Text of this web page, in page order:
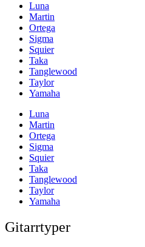
Luna
Martin
Ortega
Sigma
Squier
Taka
Tanglewood
Taylor
Yamaha
Luna
Martin
Ortega
Sigma
Squier
Taka
Tanglewood
Taylor
Yamaha
Gitarrtyper